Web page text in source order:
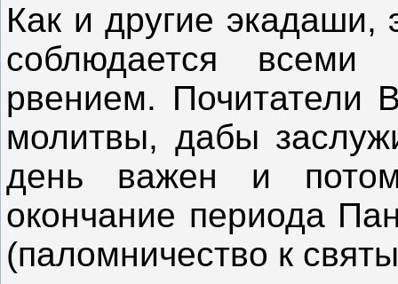
Как и другие
соблюдается
рвением. Почитатели
молитвы, дабы
день важен и
окончание периода
(паломничество к